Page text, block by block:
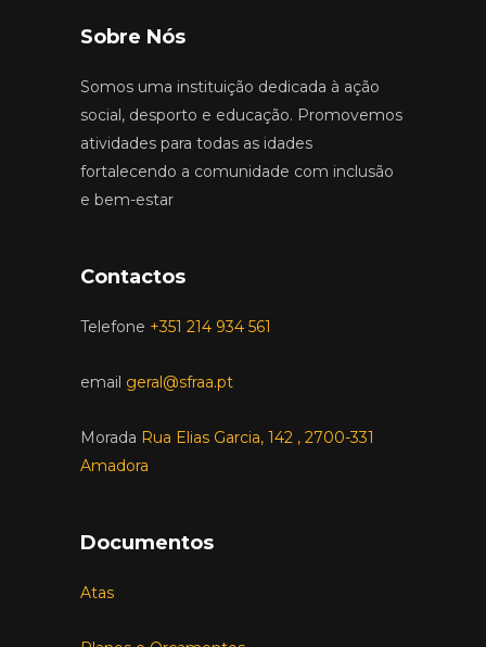
Sobre Nós
Somos uma instituição dedicada à ação
social, desporto e educação. Promovemos
atividades para todas as idades
fortalecendo a comunidade com inclusão
e bem-estar
Contactos
Telefone +351 214 934 561
email geral@sfraa.pt
Morada Rua Elias Garcia, 142 , 2700-331
Amadora
Documentos
Atas